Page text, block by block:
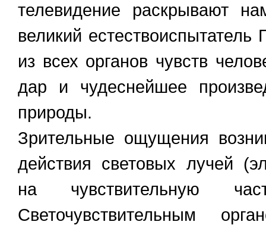
телевидение раскрывают
великий естествоиспытатель
из всех органов чувств
дар и чудеснейшее
природы.
Зрительные ощущения
действия световых лучей
на чувствительную
Светочувствительным